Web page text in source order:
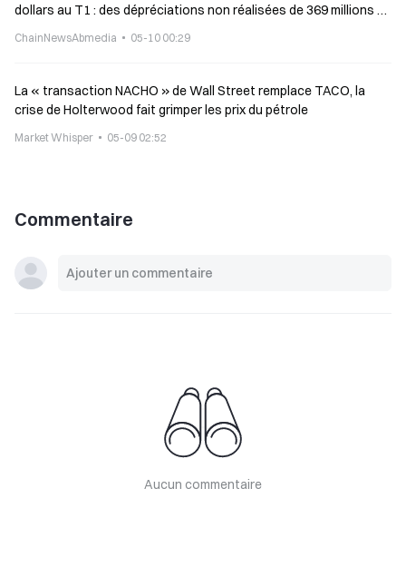
dollars au T1 : des dépréciations non réalisées de 369 millions de
ChainNewsAbmedia 05-10 00:29
La « transaction NACHO » de Wall Street remplace TACO, la
crise de Holterwood fait grimper les prix du pétrole
Market Whisper 05-09 02:52
Commentaire
Aucun commentaire